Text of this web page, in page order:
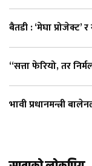
बैतडी : ‘मेघा प्रोजेक्ट’
“सत्ता फेरियो, तर
भावी प्रधानमन्त्री